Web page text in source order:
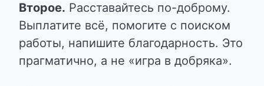
Второе. Расставайтесь по-доброму.
Выплатите всё, помогите с поиском
работы, напишите благодарность. Это
прагматично, а не «игра в добряка».